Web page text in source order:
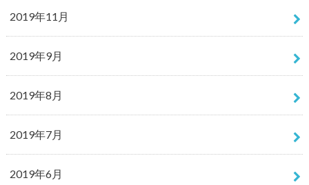
2019年11月
2019年9月
2019年8月
2019年7月
2019年6月